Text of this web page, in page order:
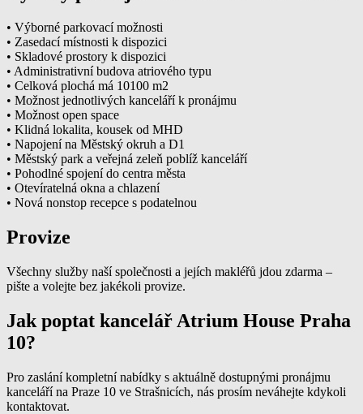
• Výborné parkovací možnosti
• Zasedací místnosti k dispozici
• Skladové prostory k dispozici
• Administrativní budova atriového typu
• Celková plochá má 10100 m2
• Možnost jednotlivých kanceláří k pronájmu
• Možnost open space
• Klidná lokalita, kousek od MHD
• Napojení na Městský okruh a D1
• Městský park a veřejná zeleň poblíž kanceláří
• Pohodlné spojení do centra města
• Otevíratelná okna a chlazení
• Nová nonstop recepce s podatelnou
Provize
Všechny služby naší společnosti a jejích makléřů jdou zdarma –
pište a volejte bez jakékoli provize.
Jak poptat kancelář Atrium House Praha
10?
Pro zaslání kompletní nabídky s aktuálně dostupnými pronájmu
kanceláří na Praze 10 ve Strašnicích, nás prosím neváhejte kdykoli
kontaktovat.